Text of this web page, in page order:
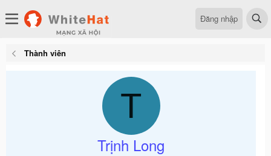
Đăng nhập
Thành viên
T
Trịnh Long